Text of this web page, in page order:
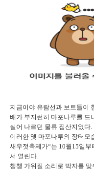
지금이야 유람선과 보트들이
배가 부지런히 마포나루를 드
실어 나르던 물류 집산지였다.
이러한 옛 마포나루의 장터모
새우젓축제가“는 10월15일
서 열린다.
챙챙 가위질 소리로 박자를